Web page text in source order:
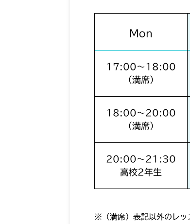
Mon
17:00〜18:00
（満席）
18:00～20:00
（満席）
20:00～21:30
高校2年生
※（満席）表記以外のレッ